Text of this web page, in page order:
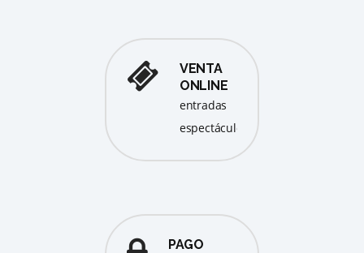
VENTA
ONLINE
entradas
espectáculos
PAGO